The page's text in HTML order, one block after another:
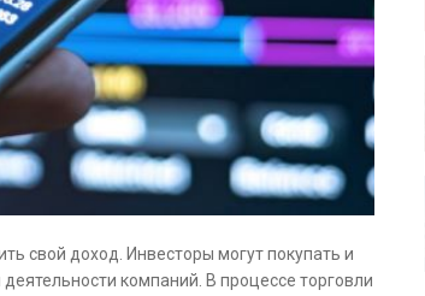
свой доход. Инвесторы могут покупать и
компаний. В процессе торговли